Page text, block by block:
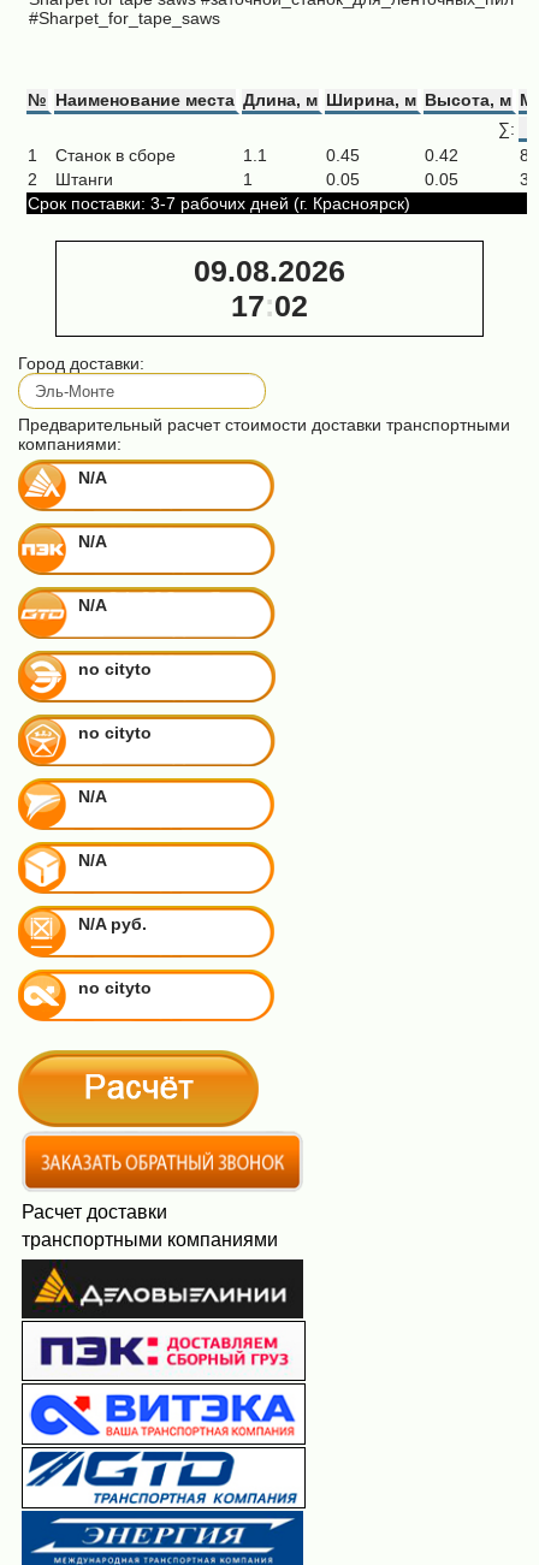
#Sharpet_for_tape_saws
№ Наименование места Длина, м Ширина, м Высота, м
∑:
1
Станок в сборе 1.1 0.45 0.42
80
2
Штанги 1 0.05 0.05
3
Срок поставки: 3-7 рабочих дней (г. Красноярск)
09.08.2026
17:02
Город доставки:
Предварительный расчет стоимости доставки транспортными
компаниями:
N/A
N/A
N/A
no cityto
no cityto
N/A
N/A
N/A руб.
no cityto
Расчет доставки
транспортными компаниями